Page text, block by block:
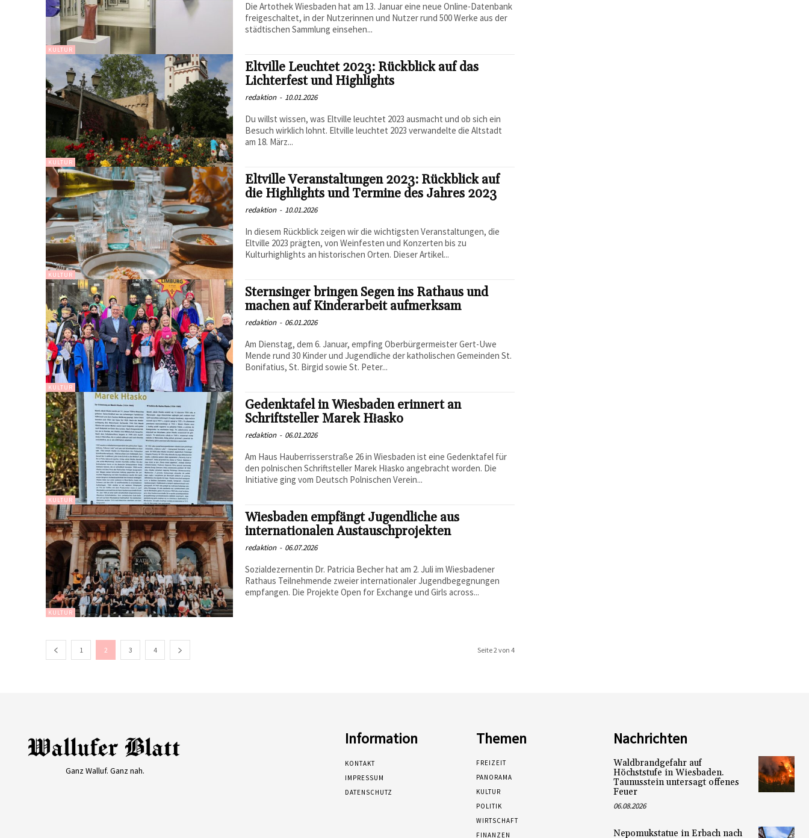
KULTUR
Die Artothek Wiesbaden hat am 13. Januar eine neue Online-Datenbank
freigeschaltet, in der Nutzerinnen und Nutzer rund 500 Werke aus der
städtischen Sammlung einsehen...
KULTUR
Eltville Leuchtet 2023: Rückblick auf das
Lichterfest und Highlights
redaktion - 10.01.2026
Du willst wissen, was Eltville leuchtet 2023 ausmacht und ob sich ein
Besuch wirklich lohnt. Eltville leuchtet 2023 verwandelte die Altstadt
am 18. März...
KULTUR
Eltville Veranstaltungen 2023: Rückblick auf
die Highlights und Termine des Jahres 2023
redaktion - 10.01.2026
In diesem Rückblick zeigen wir die wichtigsten Veranstaltungen, die
Eltville 2023 prägten, von Weinfesten und Konzerten bis zu
Kulturhighlights an historischen Orten. Dieser Artikel...
KULTUR
Sternsinger bringen Segen ins Rathaus und
machen auf Kinderarbeit aufmerksam
redaktion - 06.01.2026
Am Dienstag, dem 6. Januar, empfing Oberbürgermeister Gert-Uwe
Mende rund 30 Kinder und Jugendliche der katholischen Gemeinden St.
Bonifatius, St. Birgid sowie St. Peter...
KULTUR
Gedenktafel in Wiesbaden erinnert an
Schriftsteller Marek Hłasko
redaktion - 06.01.2026
Am Haus Hauberrisserstraße 26 in Wiesbaden ist eine Gedenktafel für
den polnischen Schriftsteller Marek Hłasko angebracht worden. Die
Initiative ging vom Deutsch Polnischen Verein...
KULTUR
Wiesbaden empfängt Jugendliche aus
internationalen Austauschprojekten
redaktion - 06.07.2026
Sozialdezernentin Dr. Patricia Becher hat am 2. Juli im Wiesbadener
Rathaus Teilnehmende zweier internationaler Jugendbegegnungen
empfangen. Die Projekte Open for Exchange und Girls across...
1 2 3 4 Seite 2 von 4
Ganz Walluf. Ganz nah.
Information
KONTAKT
IMPRESSUM
DATENSCHUTZ
Themen
FREIZEIT
PANORAMA
KULTUR
POLITIK
WIRTSCHAFT
FINANZEN
Nachrichten
Waldbrandgefahr auf
Höchststufe in Wiesbaden.
Taunusstein untersagt offenes
Feuer
06.08.2026
Nepomukstatue in Erbach nach